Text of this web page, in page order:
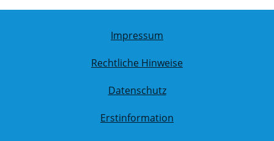
Impressum
Rechtliche Hinweise
Datenschutz
Erstinformation